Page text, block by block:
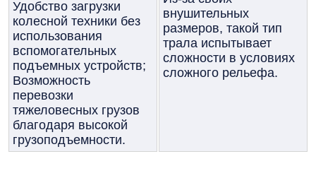
Удобство загрузки
колесной техники без
использования
вспомогательных
подъемных устройств;
Возможность
перевозки
тяжеловесных грузов
благодаря высокой
грузоподъемности.
внушительных
размеров, такой тип
трала испытывает
сложности в условиях
сложного рельефа.